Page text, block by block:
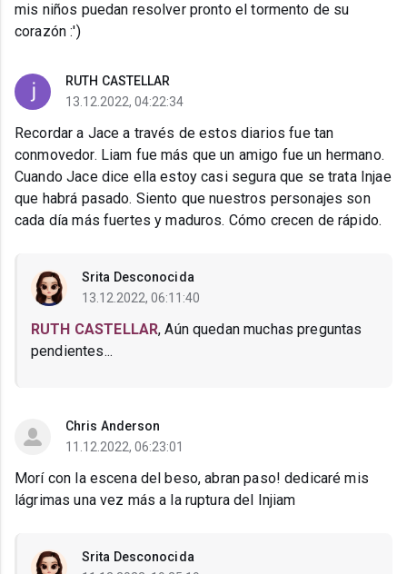
mis niños puedan resolver pronto el tormento de su
corazón :')
RUTH CASTELLAR
13.12.2022, 04:22:34
Recordar a Jace a través de estos diarios fue tan
conmovedor. Liam fue más que un amigo fue un hermano.
Cuando Jace dice ella estoy casi segura que se trata Injae
que habrá pasado. Siento que nuestros personajes son
cada día más fuertes y maduros. Cómo crecen de rápido.
Srita Desconocida
13.12.2022, 06:11:40
RUTH CASTELLAR, Aún quedan muchas preguntas
pendientes...
Chris Anderson
11.12.2022, 06:23:01
Morí con la escena del beso, abran paso! dedicaré mis
lágrimas una vez más a la ruptura del Injiam
Srita Desconocida